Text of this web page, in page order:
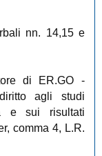
nn. 14,15 e
di ER.GO -
agli studi
e sui risultati
comma 4, L.R.